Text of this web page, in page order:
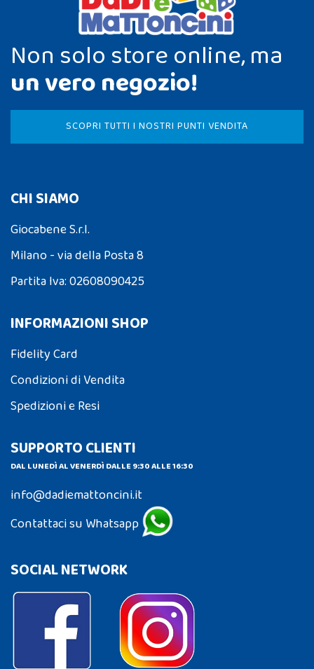
Non solo store online, ma
un vero negozio!
SCOPRI TUTTI I NOSTRI PUNTI VENDITA
CHI SIAMO
Giocabene S.r.l.
Milano - via della Posta 8
Partita Iva: 02608090425
INFORMAZIONI SHOP
Fidelity Card
Condizioni di Vendita
Spedizioni e Resi
SUPPORTO CLIENTI
DAL LUNEDÌ AL VENERDÌ DALLE 9:30 ALLE 16:30
info@dadiemattoncini.it
Contattaci su Whatsapp
SOCIAL NETWORK